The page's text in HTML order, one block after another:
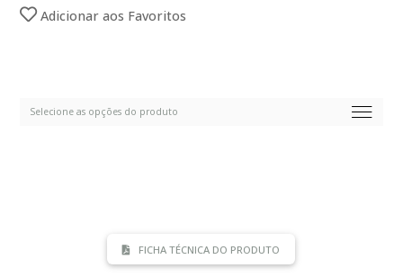
Adicionar aos Favoritos
FICHA TÉCNICA DO PRODUTO